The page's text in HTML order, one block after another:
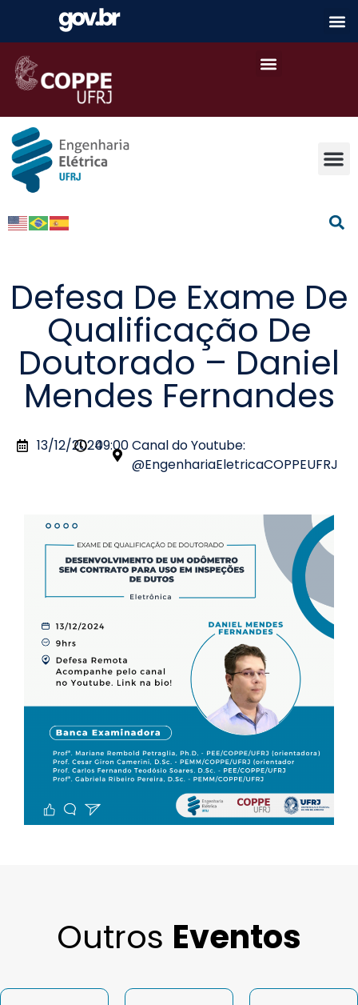
Defesa De Exame De
Qualificação De
Doutorado – Daniel
Mendes Fernandes
13/12/202409:00Canal do Youtube:
@EngenhariaEletricaCOPPEUFRJ
Outros Eventos